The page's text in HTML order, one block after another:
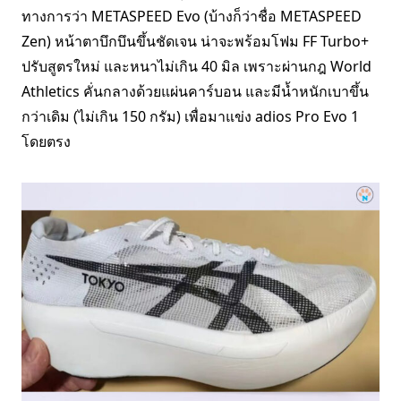
ทางการว่า METASPEED Evo (บ้างก็ว่าชื่อ METASPEED
Zen) หน้าตาบึกบึนขึ้นชัดเจน น่าจะพร้อมโฟม FF Turbo+
ปรับสูตรใหม่ และหนาไม่เกิน 40 มิล เพราะผ่านกฎ World
Athletics คั่นกลางด้วยแผ่นคาร์บอน และมีน้ำหนักเบาขึ้น
กว่าเดิม (ไม่เกิน 150 กรัม) เพื่อมาแข่ง adios Pro Evo 1
โดยตรง